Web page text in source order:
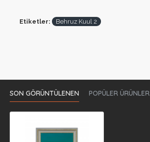
Etiketler: Behruz Kuul 2
SON GÖRÜNTÜLENEN POPÜLER ÜRÜNLER